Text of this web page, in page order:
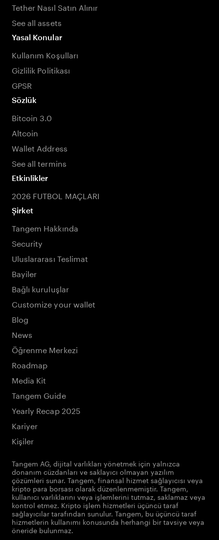
Tether Nasıl Satın Alınır
See all assets
Yasal Konular
Kullanım Koşulları
Gizlilik Politikası
GPSR
Sözlük
Bitcoin 3.0
Altcoin
Wallet Address
See all termins
Etkinlikler
2026 FUTBOL MAÇLARI
Şirket
Tangem Hakkında
Security
Uluslararası Teslimat
Bayiler
Bağlı kuruluşlar
Customize your wallet
Blog
News
Öğrenme Merkezi
Roadmap
Media Kit
Tangem Guide
Yearly Recap 2025
Kariyer
Kişiler
Tangem AG, dijital varlıkları yönetmek için yalnızca
donanım cüzdanları ve saklayıcı olmayan yazılım
çözümleri sunar. Tangem, finansal hizmet sağlayıcısı veya
kripto para borsası olarak düzenlenmemiştir. Tangem,
kullanıcı varlıklarını veya işlemlerini tutmaz, saklamaz veya
kontrol etmez. Kripto işlem hizmetleri üçüncü taraf
sağlayıcılar tarafından sunulur. Tangem, bu üçüncü taraf
hizmetlerin kullanımı konusunda herhangi bir tavsiye veya
öneride bulunmaz.